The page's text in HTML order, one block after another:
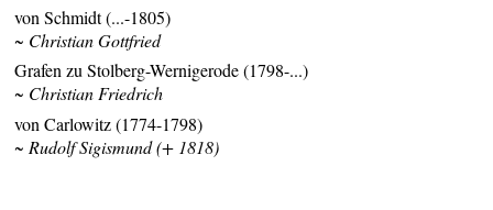
von Schmidt (...-1805)
~ Christian Gottfried
Grafen zu Stolberg-Wernigerode (1798-...)
~ Christian Friedrich
von Carlowitz (1774-1798)
~ Rudolf Sigismund (+ 1818)